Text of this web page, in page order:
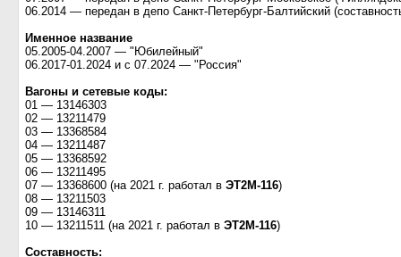
06.2014 — передан в депо Санкт-Петербург-Балтийский
Именное название
05.2005-04.2007 — "Юбилейный"
06.2017-01.2024 и с 07.2024 — "Россия"
Вагоны и сетевые коды:
01 — 13146303
02 — 13211479
03 — 13368584
04 — 13211487
05 — 13368592
06 — 13211495
07 — 13368600 (на 2021 г. работал в ЭТ2М-116)
08 — 13211503
09 — 13146311
10 — 13211511 (на 2021 г. работал в ЭТ2М-116)
Составность: